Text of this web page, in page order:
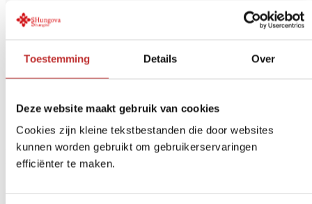
Toestemming Details Over
Deze website maakt gebruik van cookies
Cookies zijn kleine tekstbestanden die door websites
kunnen worden gebruikt om gebruikerservaringen
efficiënter te maken.
Pagamento sicuro
iDeal, carta di credito, ecc.
Restituzione entro
Opinioni di altri clienti su
shungite Nachalo - metà
lucidato/metà grezzo